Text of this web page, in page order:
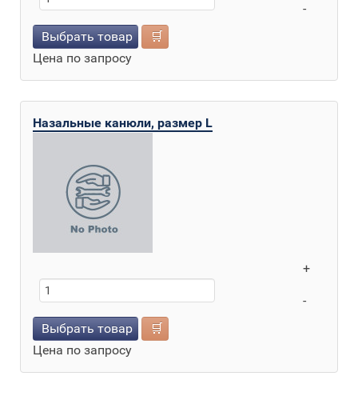
-
Выбрать товар
🛒
Цена по запросу
Назальные канюли, размер L
+
-
Выбрать товар
🛒
Цена по запросу